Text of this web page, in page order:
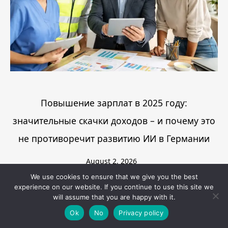
Повышение зарплат в 2025 году:
значительные скачки доходов – и почему это
не противоречит развитию ИИ в Германии
August 2, 2026
Read More
We use cookies to ensure that we give you the best
experience on our website. If you continue to use this site we
will assume that you are happy with it.
Ok
No Privacy policy